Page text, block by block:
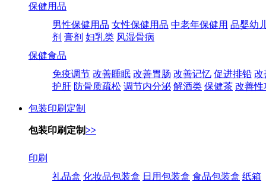
保健用品
男性保健用品 女性保健用品 中老年保健用 品婴幼
剂 膏剂 妇乳类 风湿骨病
保健食品
免疫调节 改善睡眠 改善胃肠 改善记忆 促进排铅 改
护肝 防骨质疏松 调节内分泌 解酒类 保健茶 改善性
包装印刷定制
包装印刷定制>>
印刷
礼品盒 化妆品包装盒 日用包装盒 食品包装盒 纸箱